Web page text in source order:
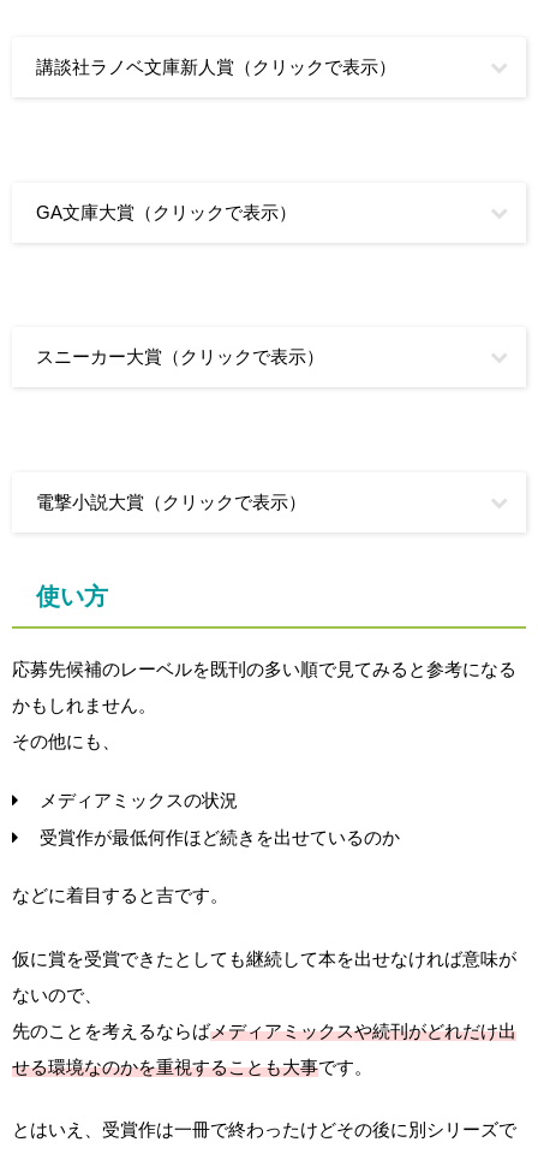
講談社ラノベ文庫新人賞（クリックで表示）
GA文庫大賞（クリックで表示）
スニーカー大賞（クリックで表示）
電撃小説大賞（クリックで表示）
使い方
応募先候補のレーベルを既刊の多い順で見てみると参考になる
かもしれません。
その他にも、
メディアミックスの状況
受賞作が最低何作ほど続きを出せているのか
などに着目すると吉です。
仮に賞を受賞できたとしても継続して本を出せなければ意味が
ないので、
先のことを考えるならばメディアミックスや続刊がどれだけ出
せる環境なのかを重視することも大事です。
とはいえ、受賞作は一冊で終わったけどその後に別シリーズで